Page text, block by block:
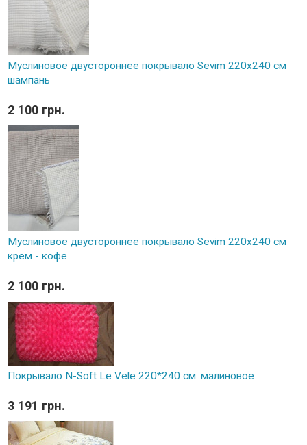
Муслиновое двустороннее покрывало Sevim 220x240 см
шампань
2 100 грн.
Муслиновое двустороннее покрывало Sevim 220x240 см
крем - кофе
2 100 грн.
Покрывало N-Soft Le Vele 220*240 см. малиновое
3 191 грн.